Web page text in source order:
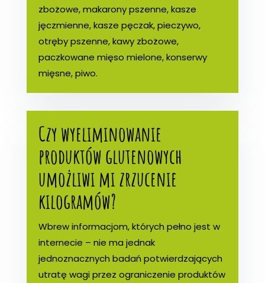
zbożowe, makarony pszenne, kasze
jęczmienne, kasze pęczak, pieczywo,
otręby pszenne, kawy zbożowe,
paczkowane mięso mielone, konserwy
mięsne, piwo.
Czy wyeliminowanie
produktów glutenowych
umożliwi mi zrzucenie
kilogramów?
Wbrew informacjom, których pełno jest w
internecie – nie ma jednak
jednoznacznych badań potwierdzających
utratę wagi przez ograniczenie produktów